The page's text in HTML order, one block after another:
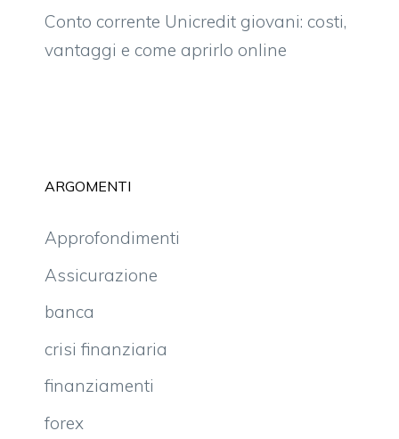
Conto corrente Unicredit giovani: costi,
vantaggi e come aprirlo online
ARGOMENTI
Approfondimenti
Assicurazione
banca
crisi finanziaria
finanziamenti
forex